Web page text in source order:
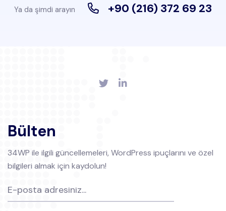
Ya da şimdi arayın +90 (216) 372 69 23
Bülten
34WP ile ilgili güncellemeleri, WordPress ipuçlarını ve özel
bilgileri almak için kaydolun!